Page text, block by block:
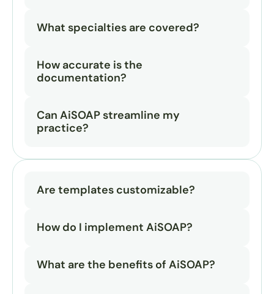
What specialties are covered?
How accurate is the
documentation?
Can AiSOAP streamline my
practice?
Are templates customizable?
How do I implement AiSOAP?
What are the benefits of AiSOAP?